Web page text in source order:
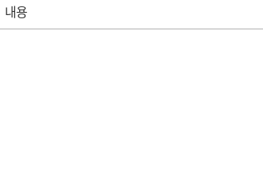
내용